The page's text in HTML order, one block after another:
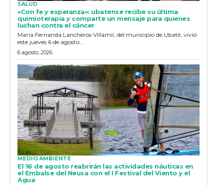
SALUD
«Con fe y esperanza»: ubatense recibe su última
quimioterapia y comparte un mensaje para quienes
luchan contra el cáncer
María Fernanda Lancheros Villamil, del municipio de Ubaté, vivió
este jueves 6 de agosto...
6 agosto, 2026
MEDIO AMBIENTE
El 16 de agosto reabrirán las actividades náuticas en
el Embalse del Neusa con el I Festival del Viento y el
Agua